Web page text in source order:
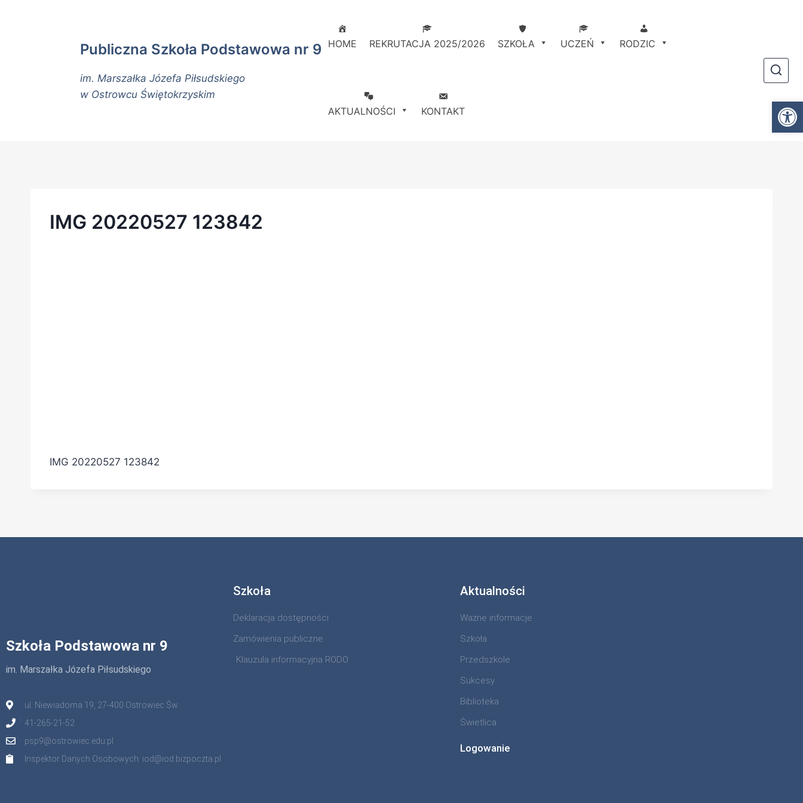
Publiczna Szkoła Podstawowa nr 9
im. Marszałka Józefa Piłsudskiego
w Ostrowcu Świętokrzyskim
HOME REKRUTACJA 2025/2026 SZKOŁA UCZEŃ RODZIC
AKTUALNOŚCI KONTAKT
IMG 20220527 123842
IMG 20220527 123842
Szkoła Podstawowa nr 9
im. Marszałka Józefa Piłsudskiego
ul. Niewiadoma 19, 27-400 Ostrowiec Św.
41-265-21-52
psp9@ostrowiec.edu.pl
Inspektor Danych Osobowych: iod@iod.bizpoczta.pl
Szkoła
Deklaracja dostępności
Zamówienia publiczne
Klauzula informacyjna RODO
Aktualności
Ważne informacje
Szkoła
Przedszkole
Sukcesy
Biblioteka
Świetlica
Logowanie